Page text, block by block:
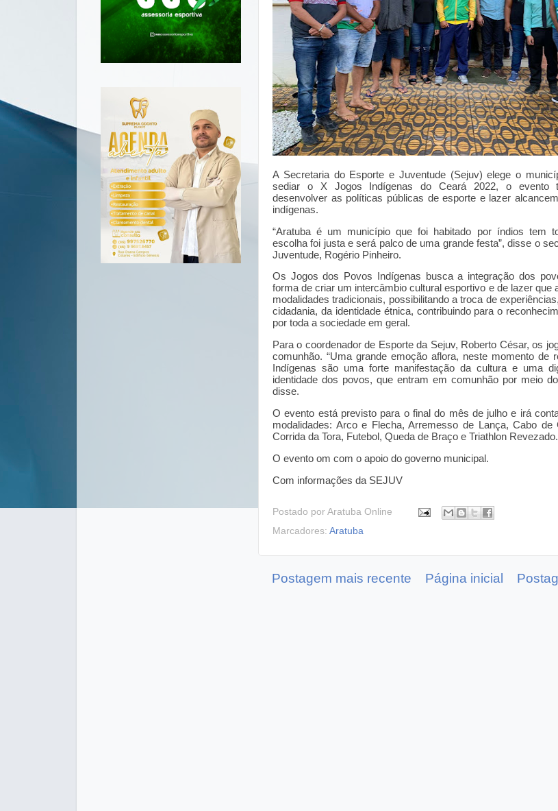
A Secretaria do Esporte e Juventude (Sejuv) elege o
sediar o X Jogos Indígenas do Ceará 2022, o evento
desenvolver as políticas públicas de esporte e lazer
indígenas.
“Aratuba é um município que foi habitado por índios tem
escolha foi justa e será palco de uma grande festa”, disse o
Juventude, Rogério Pinheiro.
Os Jogos dos Povos Indígenas busca a integração dos
forma de criar um intercâmbio cultural esportivo e de lazer que
modalidades tradicionais, possibilitando a troca de
cidadania, da identidade étnica, contribuindo para o
por toda a sociedade em geral.
Para o coordenador de Esporte da Sejuv, Roberto César, os
comunhão. “Uma grande emoção aflora, neste momento de
Indígenas são uma forte manifestação da cultura e uma
identidade dos povos, que entram em comunhão por meio
disse.
O evento está previsto para o final do mês de julho e irá
modalidades: Arco e Flecha, Arremesso de Lança, Cabo de
Corrida da Tora, Futebol, Queda de Braço e Triathlon Revezado.
O evento om com o apoio do governo municipal.
Com informações da SEJUV
Postado por Aratuba Online
Marcadores: Aratuba
Postagem mais recente Página inicial